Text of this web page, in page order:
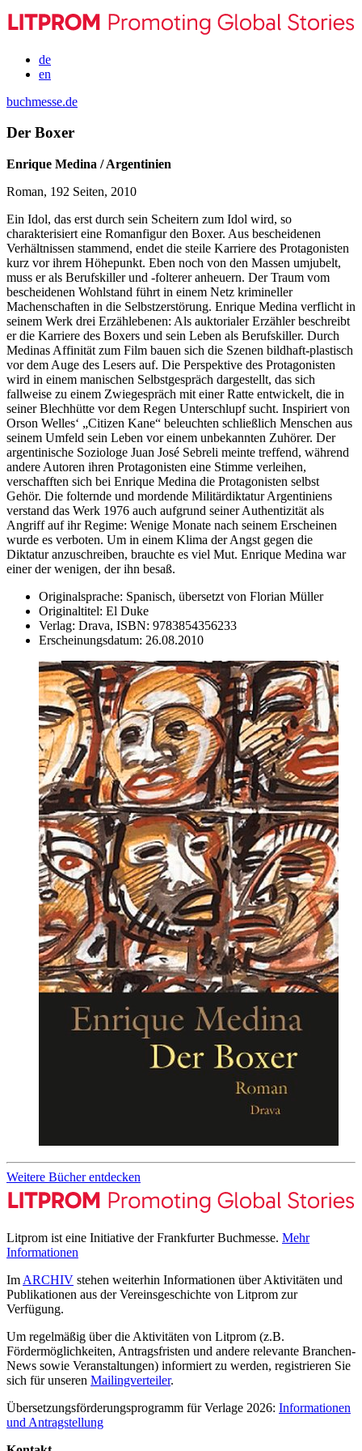
de
en
buchmesse.de
Der Boxer
Enrique Medina / Argentinien
Roman, 192 Seiten, 2010
Ein Idol, das erst durch sein Scheitern zum Idol wird, so
charakterisiert eine Romanfigur den Boxer. Aus bescheidenen
Verhältnissen stammend, endet die steile Karriere des Protagonisten
kurz vor ihrem Höhepunkt. Eben noch von den Massen umjubelt,
muss er als Berufskiller und -folterer anheuern. Der Traum vom
bescheidenen Wohlstand führt in einem Netz krimineller
Machenschaften in die Selbstzerstörung. Enrique Medina verflicht in
seinem Werk drei Erzählebenen: Als auktorialer Erzähler beschreibt
er die Karriere des Boxers und sein Leben als Berufskiller. Durch
Medinas Affinität zum Film bauen sich die Szenen bildhaft-plastisch
vor dem Auge des Lesers auf. Die Perspektive des Protagonisten
wird in einem manischen Selbstgespräch dargestellt, das sich
fallweise zu einem Zwiegespräch mit einer Ratte entwickelt, die in
seiner Blechhütte vor dem Regen Unterschlupf sucht. Inspiriert von
Orson Welles‘ „Citizen Kane“ beleuchten schließlich Menschen aus
seinem Umfeld sein Leben vor einem unbekannten Zuhörer. Der
argentinische Soziologe Juan José Sebreli meinte treffend, während
andere Autoren ihren Protagonisten eine Stimme verleihen,
verschafften sich bei Enrique Medina die Protagonisten selbst
Gehör. Die folternde und mordende Militärdiktatur Argentiniens
verstand das Werk 1976 auch aufgrund seiner Authentizität als
Angriff auf ihr Regime: Wenige Monate nach seinem Erscheinen
wurde es verboten. Um in einem Klima der Angst gegen die
Diktatur anzuschreiben, brauchte es viel Mut. Enrique Medina war
einer der wenigen, der ihn besaß.
Originalsprache: Spanisch, übersetzt von Florian Müller
Originaltitel: El Duke
Verlag: Drava, ISBN: 9783854356233
Erscheinungsdatum: 26.08.2010
Weitere Bücher entdecken
Litprom ist eine Initiative der Frankfurter Buchmesse. Mehr
Informationen
Im ARCHIV stehen weiterhin Informationen über Aktivitäten und
Publikationen aus der Vereinsgeschichte von Litprom zur
Verfügung.
Um regelmäßig über die Aktivitäten von Litprom (z.B.
Fördermöglichkeiten, Antragsfristen und andere relevante Branchen-
News sowie Veranstaltungen) informiert zu werden, registrieren Sie
sich für unseren Mailingverteiler.
Übersetzungsförderungsprogramm für Verlage 2026: Informationen
und Antragstellung